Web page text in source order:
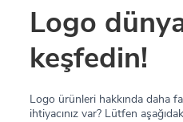
Logo
keşfedin!
Logo ürünleri hakkında daha
ihtiyacınız var? Lütfen